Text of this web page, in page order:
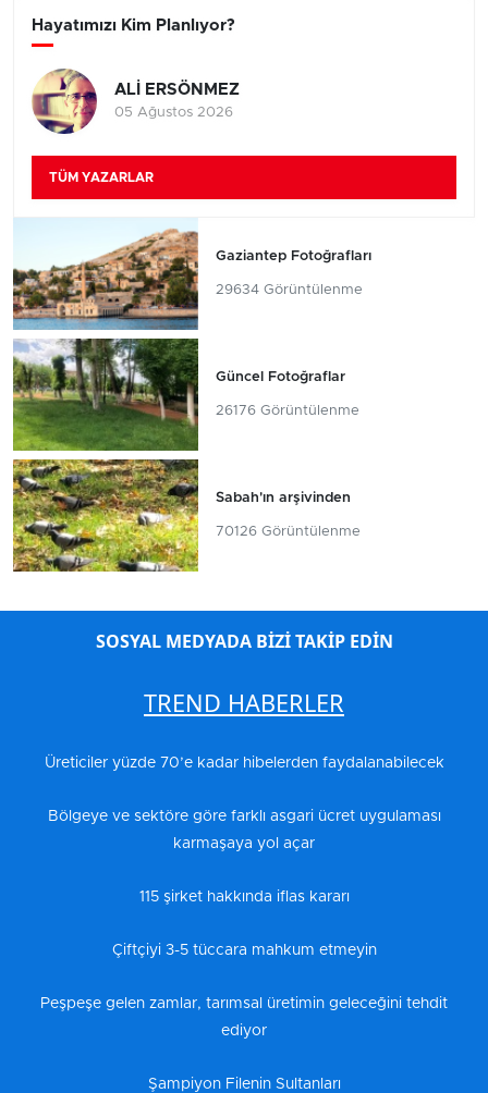
Hayatımızı Kim Planlıyor?
ALİ ERSÖNMEZ
05 Ağustos 2026
TÜM YAZARLAR
Gaziantep Fotoğrafları
29634 Görüntülenme
Güncel Fotoğraflar
26176 Görüntülenme
Sabah'ın arşivinden
70126 Görüntülenme
SOSYAL MEDYADA BİZİ TAKİP EDİN
TREND HABERLER
Üreticiler yüzde 70’e kadar hibelerden faydalanabilecek
Bölgeye ve sektöre göre farklı asgari ücret uygulaması
karmaşaya yol açar
115 şirket hakkında iflas kararı
Çiftçiyi 3-5 tüccara mahkum etmeyin
Peşpeşe gelen zamlar, tarımsal üretimin geleceğini tehdit
ediyor
Şampiyon Filenin Sultanları